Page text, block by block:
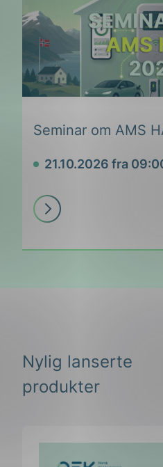
Seminar om AMS
Dato
21.10.2026 fra
Les
mer
Nylig lanserte
produkter